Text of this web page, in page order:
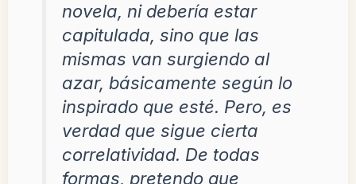
novela, ni debería estar
capitulada, sino que las
mismas van surgiendo al
azar, básicamente según lo
inspirado que esté. Pero, es
verdad que sigue cierta
correlatividad. De todas
formas, pretendo que